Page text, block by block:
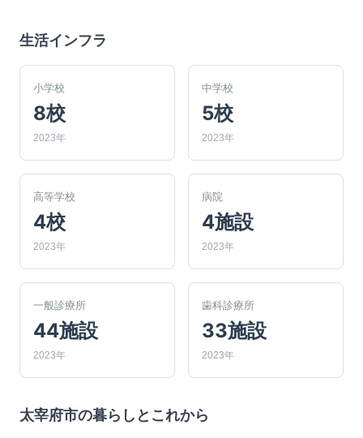
生活インフラ
小学校
8校
2023年
中学校
5校
2023年
高等学校
4校
2023年
病院
4施設
2023年
一般診療所
44施設
2023年
歯科診療所
33施設
2023年
太宰府市の暮らしとこれから